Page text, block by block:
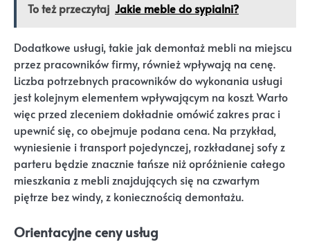
To też przeczytaj Jakie meble do sypialni?
Dodatkowe usługi, takie jak demontaż mebli na miejscu
przez pracowników firmy, również wpływają na cenę.
Liczba potrzebnych pracowników do wykonania usługi
jest kolejnym elementem wpływającym na koszt. Warto
więc przed zleceniem dokładnie omówić zakres prac i
upewnić się, co obejmuje podana cena. Na przykład,
wyniesienie i transport pojedynczej, rozkładanej sofy z
parteru będzie znacznie tańsze niż opróżnienie całego
mieszkania z mebli znajdujących się na czwartym
piętrze bez windy, z koniecznością demontażu.
Orientacyjne ceny usług